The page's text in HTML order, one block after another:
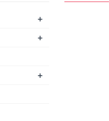
+
+
+